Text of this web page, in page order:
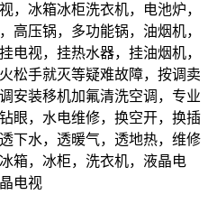
，冰箱冰柜洗衣机，电池炉，
高压锅，多功能锅，油烟机，
电视，挂热水器，挂油烟机，
松手就灭等疑难故障，按调卖
安装移机加氟清洗空调，专业
眼，水电维修，换空开，换插
下水，透暖气，透地热，维修
箱，冰柜，洗衣机，液晶电
电视